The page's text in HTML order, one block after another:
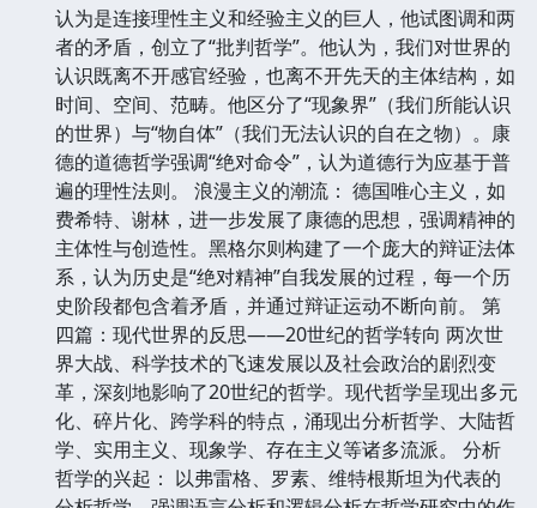
认为是连接理性主义和经验主义的巨人，他试图调和两
者的矛盾，创立了“批判哲学”。他认为，我们对世界的
认识既离不开感官经验，也离不开先天的主体结构，如
时间、空间、范畴。他区分了“现象界”（我们所能认识
的世界）与“物自体”（我们无法认识的自在之物）。康
德的道德哲学强调“绝对命令”，认为道德行为应基于普
遍的理性法则。 浪漫主义的潮流： 德国唯心主义，如
费希特、谢林，进一步发展了康德的思想，强调精神的
主体性与创造性。黑格尔则构建了一个庞大的辩证法体
系，认为历史是“绝对精神”自我发展的过程，每一个历
史阶段都包含着矛盾，并通过辩证运动不断向前。 第
四篇：现代世界的反思——20世纪的哲学转向 两次世
界大战、科学技术的飞速发展以及社会政治的剧烈变
革，深刻地影响了20世纪的哲学。现代哲学呈现出多元
化、碎片化、跨学科的特点，涌现出分析哲学、大陆哲
学、实用主义、现象学、存在主义等诸多流派。 分析
哲学的兴起： 以弗雷格、罗素、维特根斯坦为代表的